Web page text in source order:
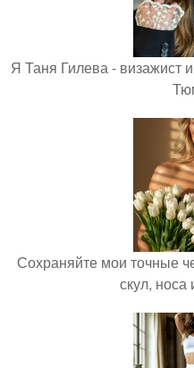
Я Таня Гилева - визажист
Сохраняйте мои точные
скул, носа